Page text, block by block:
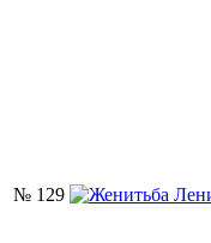
№ 129